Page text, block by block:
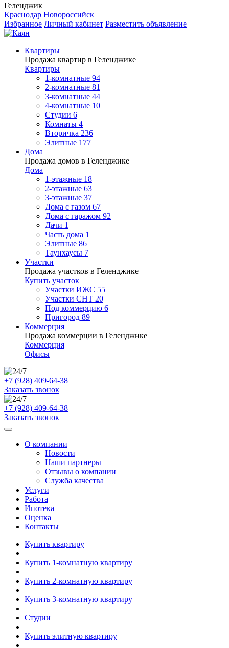
Геленджик
Краснодар Новороссийск
Избранное Личный кабинет Разместить объявление
Квартиры
Продажа квартир в Геленджике
Квартиры
1-комнатные 94
2-комнатные 81
3-комнатные 44
4-комнатные 10
Студии 6
Комнаты 4
Вторичка 236
Элитные 177
Дома
Продажа домов в Геленджике
Дома
1-этажные 18
2-этажные 63
3-этажные 37
Дома с газом 67
Дома с гаражом 92
Дачи 1
Часть дома 1
Элитные 86
Таунхаусы 7
Участки
Продажа участков в Геленджике
Купить участок
Участки ИЖС 55
Участки СНТ 20
Под коммерцию 6
Пригород 89
Коммерция
Продажа коммерции в Геленджике
Коммерция
Офисы
+7 (928) 409-64-38
Заказать звонок
+7 (928) 409-64-38
Заказать звонок
О компании
Новости
Наши партнеры
Отзывы о компании
Служба качества
Услуги
Работа
Ипотека
Оценка
Контакты
Купить квартиру
Купить 1-комнатную квартиру
Купить 2-комнатную квартиру
Купить 3-комнатную квартиру
Студии
Купить элитную квартиру